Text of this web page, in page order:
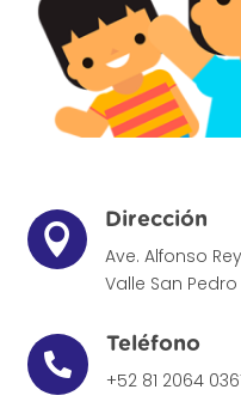

Dirección
Ave. Alfonso
Valle San

Teléfono
+52 81 2064